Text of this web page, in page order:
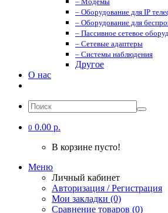
– Оборудование для IP
– Оборудование для
– Пассивное сетевое
– Сетевые адаптеры
– Системы наблюдения
Другое
О нас
0 0.00 р.
В корзине пусто!
Меню
Личный кабинет
Авторизация / Регистрация
Мои закладки (0)
Сравнение товаров (0)